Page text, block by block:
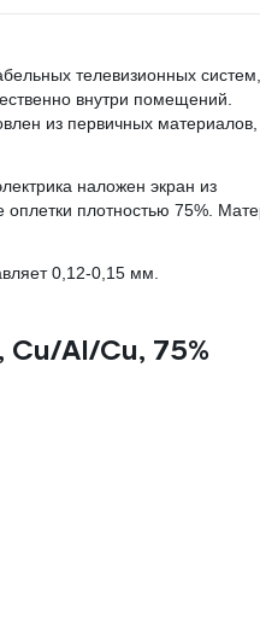
телевизионных систем,
внутри помещений.
из первичных материалов,
наложен экран из
плотностью 75%.
0,12-0,15 мм.
Cu/Al/Cu, 75%